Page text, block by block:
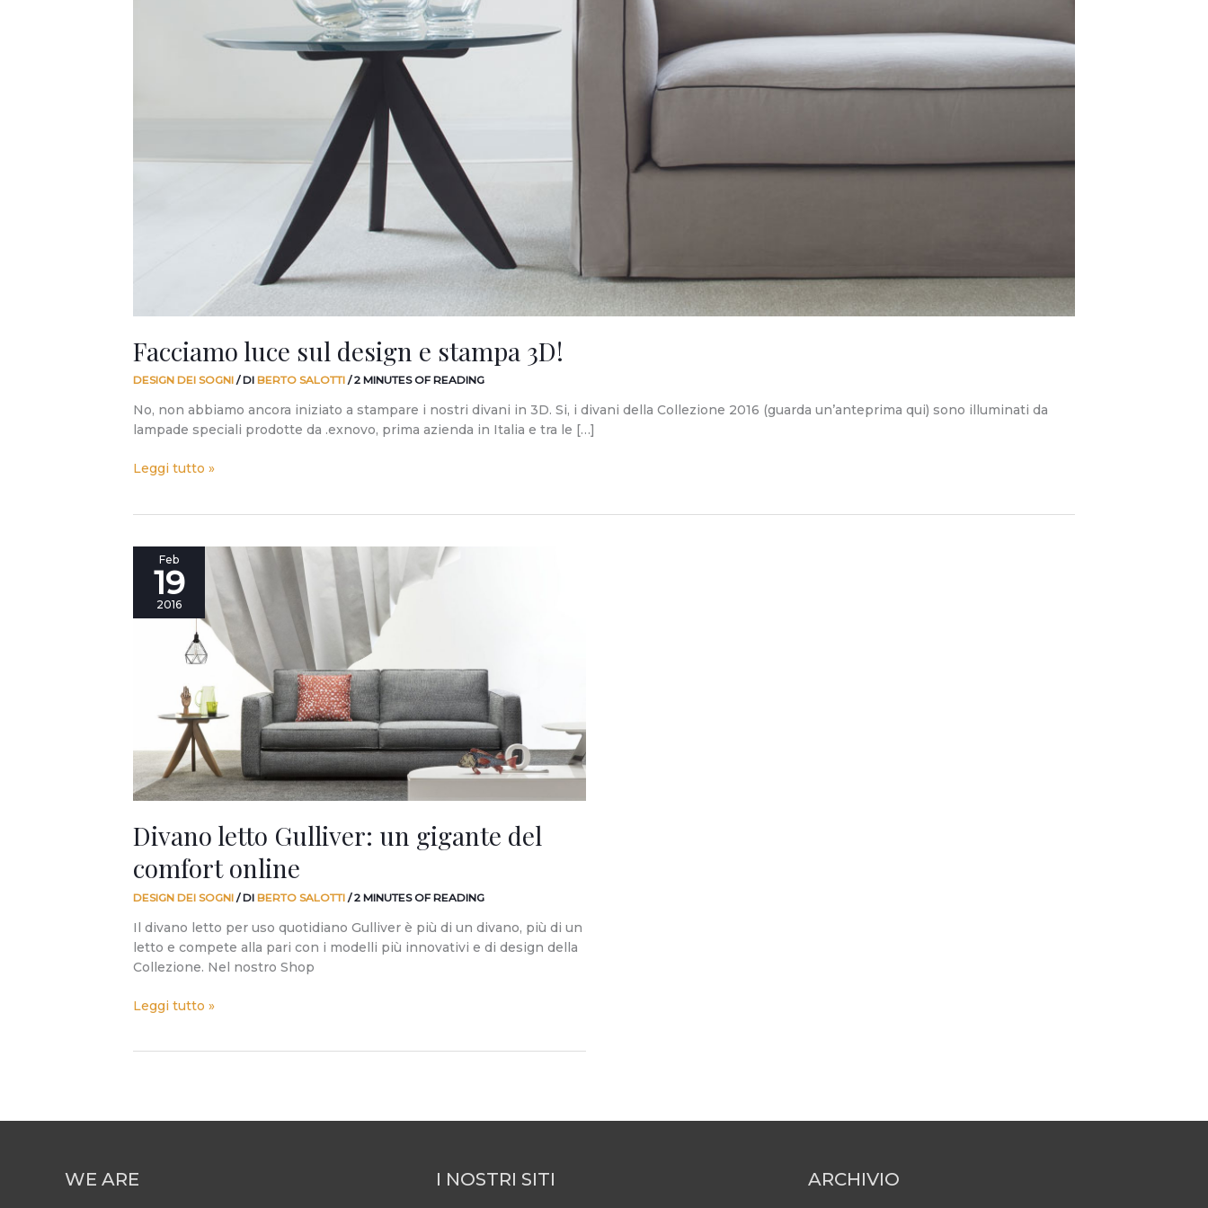
Facciamo luce sul design e stampa 3D!
DESIGN DEI SOGNI / DI BERTO SALOTTI /2 MINUTES OF READING
No, non abbiamo ancora iniziato a stampare i nostri divani in 3D. Si, i divani della Collezione 2016 (guarda un’anteprima qui) sono illuminati da
lampade speciali prodotte da .exnovo, prima azienda in Italia e tra le […]
Leggi tutto »
Feb
19
2016
Divano letto Gulliver: un gigante del
comfort online
DESIGN DEI SOGNI / DI BERTO SALOTTI /2 MINUTES OF READING
Il divano letto per uso quotidiano Gulliver è più di un divano, più di un
letto e compete alla pari con i modelli più innovativi e di design della
Collezione. Nel nostro Shop
Divano
letto
Gulliver:
Leggi tutto »
WE ARE I NOSTRI SITI ARCHIVIO
ARCHIVIO